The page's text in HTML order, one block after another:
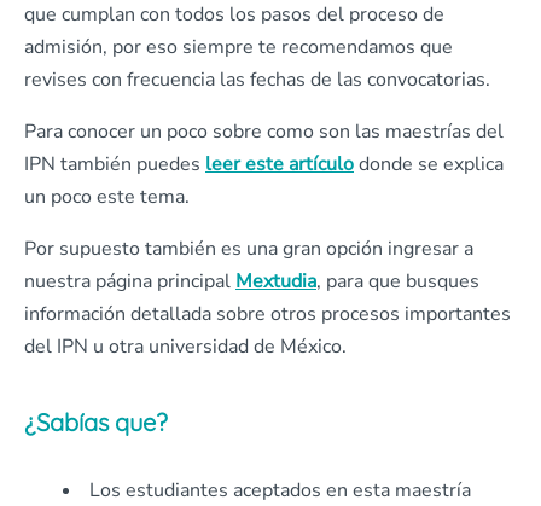
que cumplan con todos los pasos del proceso de
admisión, por eso siempre te recomendamos que
revises con frecuencia las fechas de las convocatorias.
Para conocer un poco sobre como son las maestrías del
IPN también puedes leer este artículodonde se explica
un poco este tema.
Por supuesto también es una gran opción ingresar a
nuestra página principal Mextudia, para que busques
información detallada sobre otros procesos importantes
del IPN u otra universidad de México.
¿Sabías que?
Los estudiantes aceptados en esta maestría